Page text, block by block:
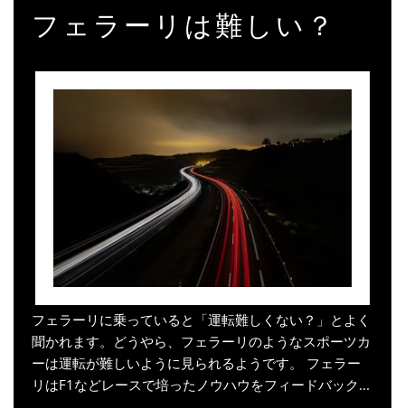
フェラーリは難しい？
フェラーリに乗っていると「運転難しくない？」とよく
聞かれます。どうやら、フェラーリのようなスポーツカ
ーは運転が難しいように見られるようです。 フェラー
リはF1などレースで培ったノウハウをフィードバック...